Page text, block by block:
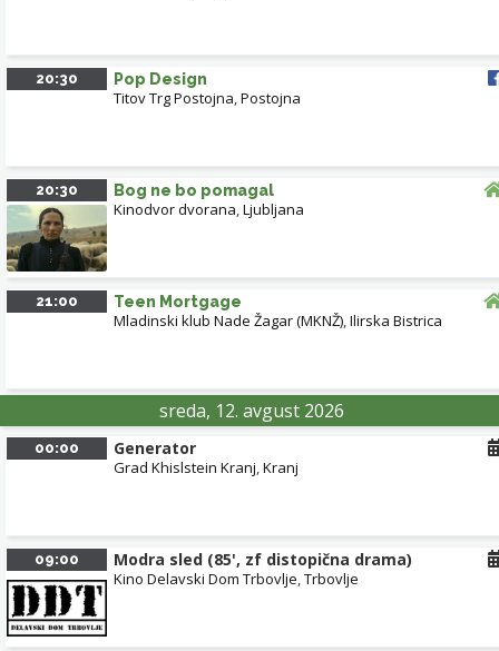
20:30 Pop Design
Titov Trg Postojna,Postojna
20:30 Bog ne bo pomagal
Kinodvor dvorana,Ljubljana
21:00 Teen Mortgage
Mladinski klub Nade Žagar (MKNŽ),Ilirska Bistrica
sreda, 12. avgust 2026
00:00 Generator
Grad Khislstein Kranj,Kranj
09:00 Modra sled (85', zf distopična drama)
Kino Delavski Dom Trbovlje,Trbovlje